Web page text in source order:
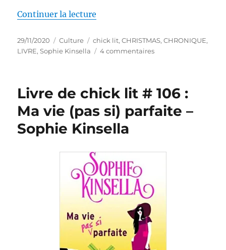
Continuer la lecture
Publié
le
29/11/2020 Catégories
Culture Étiquettes
chick lit,CHRISTMAS,CHRONIQUE,
LIVRE,Sophie Kinsella 4 commentairessur
lit
#
115
–
Sophie
Livre de chick lit # 106 :
Ma vie (pas si) parfaite –
Sophie Kinsella